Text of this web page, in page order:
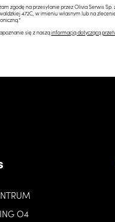
zgodę na przesyłanie przez Olivia Serwis Sp.
472C, w imieniu własnym lub na
się z nasząinformacją dotyczącą
O4